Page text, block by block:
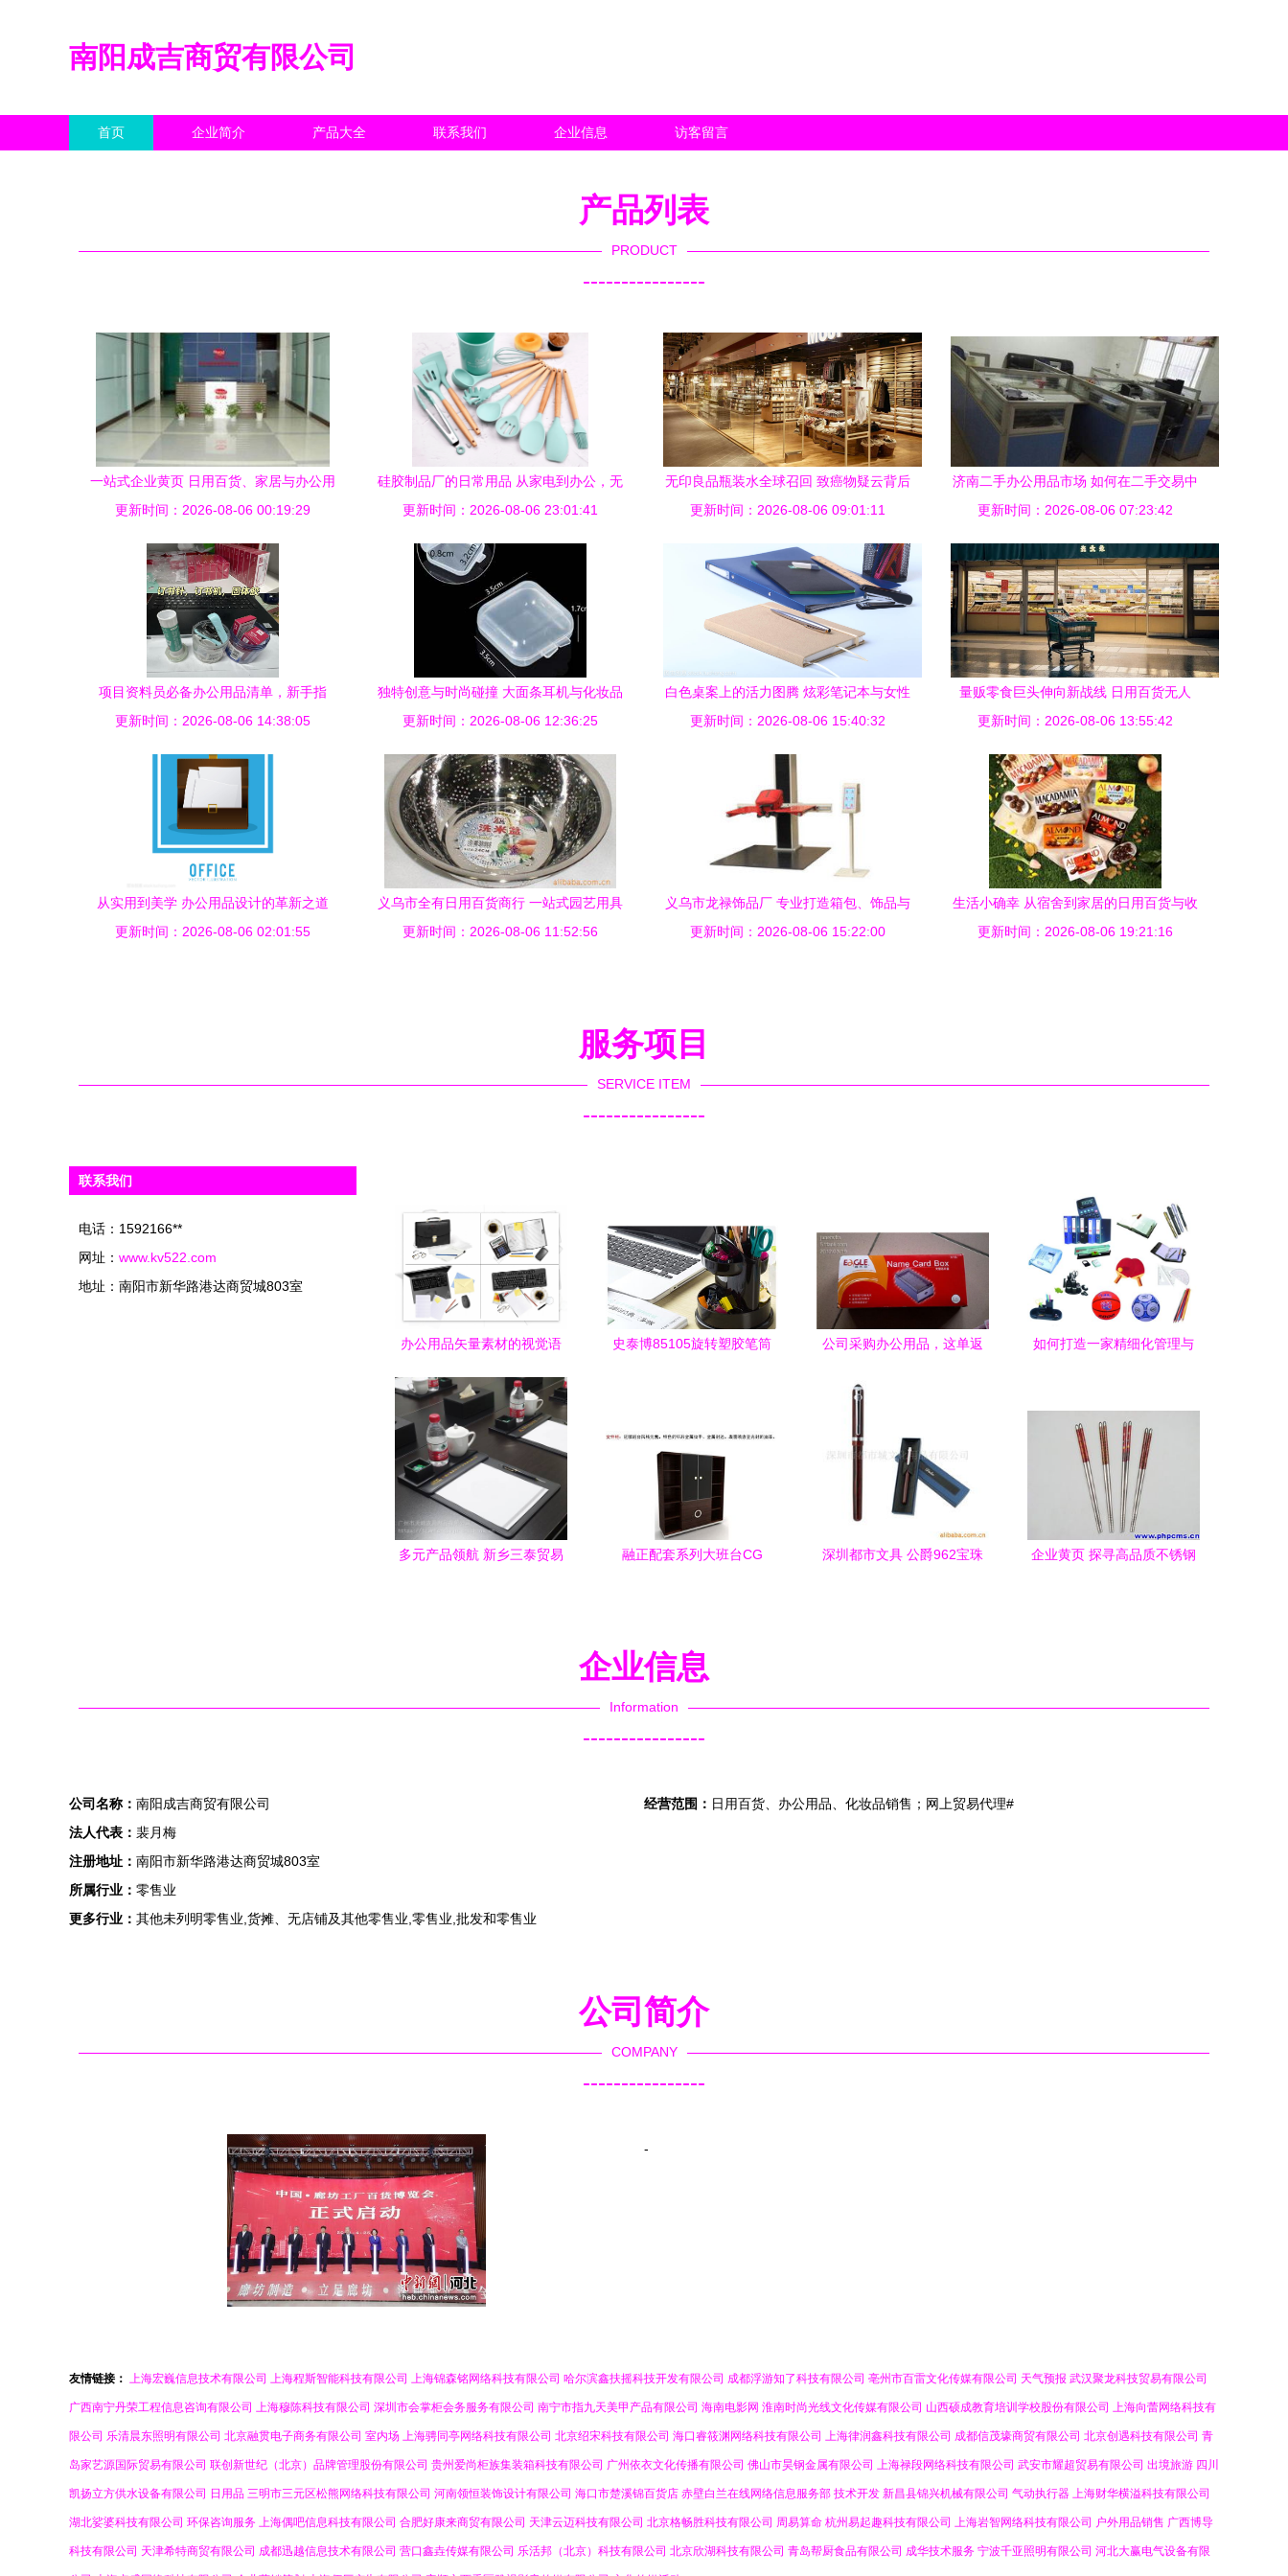
南阳成吉商贸有限公司
首页 企业简介 产品大全 联系我们 企业信息 访客留言
产品列表
PRODUCT
----------------
一站式企业黄页 日用百货、家居与办公用
品综合服务名录
更新时间：2026-08-06 00:19:29
硅胶制品厂的日常用品 从家电到办公，无
处不在的柔软智慧
更新时间：2026-08-06 23:01:41
无印良品瓶装水全球召回 致癌物疑云背后
的日用品美学反思
更新时间：2026-08-06 09:01:11
济南二手办公用品市场 如何在二手交易中
采购办公物品？
更新时间：2026-08-06 07:23:42
项目资料员必备办公用品清单，新手指
南！
更新时间：2026-08-06 14:38:05
独特创意与时尚碰撞 大面条耳机与化妆品
的出位联名
更新时间：2026-08-06 12:36:25
白色桌案上的活力图腾 炫彩笔记本与女性
魅力事业的日常诗篇
更新时间：2026-08-06 15:40:32
量贩零食巨头伸向新战线 日用百货无人
问，社区超市何去何从？
更新时间：2026-08-06 13:55:42
从实用到美学 办公用品设计的革新之道
更新时间：2026-08-06 02:01:55
义乌市全有日用百货商行 一站式园艺用具
采购指南
更新时间：2026-08-06 11:52:56
义乌市龙禄饰品厂 专业打造箱包、饰品与
日用百货的多元产品矩阵
更新时间：2026-08-06 15:22:00
生活小确幸 从宿舍到家居的日用百货与收
纳好物指南
更新时间：2026-08-06 19:21:16
服务项目
SERVICE ITEM
----------------
联系我们
电话：1592166**
网址： www.kv522.com
地址：南阳市新华路港达商贸城803室
办公用品矢量素材的视觉语
史泰博85105旋转塑胶笔筒
公司采购办公用品，这单返
如何打造一家精细化管理与
深度测评
多元产品领航 新乡三泰贸易
融正配套系列大班台CG
深圳都市文具 公爵962宝珠
企业黄页 探寻高品质不锈钢
企业信息
Information
----------------
公司名称： 南阳成吉商贸有限公司
法人代表： 裴月梅
注册地址： 南阳市新华路港达商贸城803室
所属行业： 零售业
更多行业： 其他未列明零售业,货摊、无店铺及其他零售业,零售业,批发和零售业
经营范围： 日用百货、办公用品、化妆品销售；网上贸易代理#
公司简介
COMPANY
----------------
-
友情链接： 上海宏巍信息技术有限公司 上海程斯智能科技有限公司 上海锦森铭网络科技有限公司 哈尔滨鑫扶摇科技开发有限公司 成都浮游知了科技有限公司 亳州市百雷文化传媒有限公司 天气预报 武汉聚龙科技贸易有限公司
广西南宁丹荣工程信息咨询有限公司 上海穆陈科技有限公司 深圳市会掌柜会务服务有限公司 南宁市指九天美甲产品有限公司 海南电影网 淮南时尚光线文化传媒有限公司 山西硕成教育培训学校股份有限公司 上海向蕾网络科技有
限公司 乐清晨东照明有限公司 北京融贯电子商务有限公司 室内场 上海骋同亭网络科技有限公司 北京绍宋科技有限公司 海口睿筱渊网络科技有限公司 上海律润鑫科技有限公司 成都信茂壕商贸有限公司 北京创遇科技有限公司 青
岛家艺源国际贸易有限公司 联创新世纪（北京）品牌管理股份有限公司 贵州爱尚柜族集装箱科技有限公司 广州依衣文化传播有限公司 佛山市昊钢金属有限公司 上海禄段网络科技有限公司 武安市耀超贸易有限公司 出境旅游 四川
凯扬立方供水设备有限公司 日用品 三明市三元区松熊网络科技有限公司 河南领恒装饰设计有限公司 海口市楚溪锦百货店 赤壁白兰在线网络信息服务部 技术开发 新昌县锦兴机械有限公司 气动执行器 上海财华横溢科技有限公司
湖北娑婆科技有限公司 环保咨询服务 上海偶吧信息科技有限公司 合肥好康来商贸有限公司 天津云迈科技有限公司 北京格畅胜科技有限公司 周易算命 杭州易起趣科技有限公司 上海岩智网络科技有限公司 户外用品销售 广西博导
科技有限公司 天津希特商贸有限公司 成都迅越信息技术有限公司 营口鑫垚传媒有限公司 乐活邦（北京）科技有限公司 北京欣湖科技有限公司 青岛帮厨食品有限公司 成华技术服务 宁波千亚照明有限公司 河北大赢电气设备有限